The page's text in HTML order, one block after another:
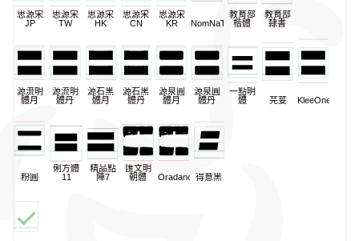
思源宋
JP
思源宋
TW
思源宋
HK
思源宋
CN
思源宋
KR
NomNaTong
教育部
楷體
教育部
隸書
源流明
體月
源流明
體丹
源石黑
體月
源石黑
體丹
源泉圓
體月
源泉圓
體丹
一點明
體
芫荽 KleeOne
粉圓
俐方體
11
精品點
陣7
匯文明
朝體
Oradano 得意黑